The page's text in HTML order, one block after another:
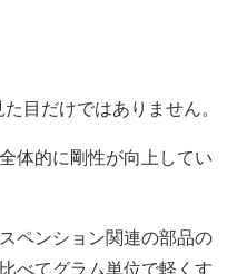
目だけではありません。
体的に剛性が向上してい
ペンション関連の部品の
べてグラム単位で軽くす